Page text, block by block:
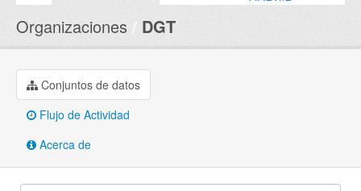
Organizaciones DGT
Conjuntos de datos
Flujo de Actividad
Acerca de